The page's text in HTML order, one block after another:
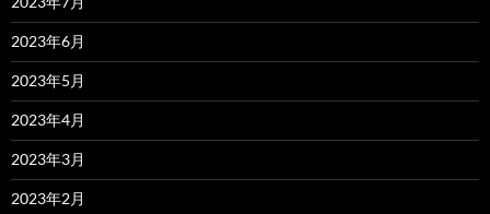
2023年6月
2023年5月
2023年4月
2023年3月
2023年2月